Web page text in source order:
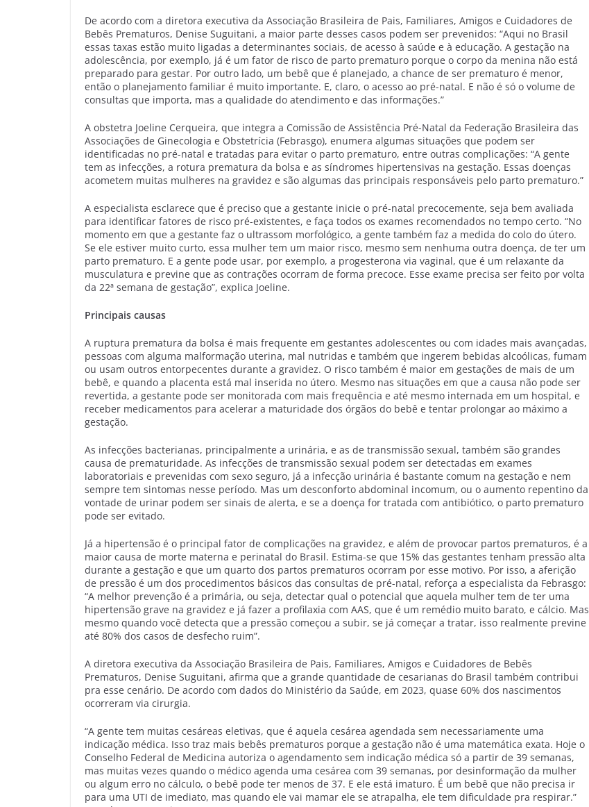
De acordo com a diretora executiva da Associação Brasileira de Pais, Familiares, Amigos e Cuidadores de
Bebês Prematuros, Denise Suguitani, a maior parte desses casos podem ser prevenidos: “Aqui no Brasil
essas taxas estão muito ligadas a determinantes sociais, de acesso à saúde e à educação. A gestação na
adolescência, por exemplo, já é um fator de risco de parto prematuro porque o corpo da menina não está
preparado para gestar. Por outro lado, um bebê que é planejado, a chance de ser prematuro é menor,
então o planejamento familiar é muito importante. E, claro, o acesso ao pré-natal. E não é só o volume de
consultas que importa, mas a qualidade do atendimento e das informações.”
A obstetra Joeline Cerqueira, que integra a Comissão de Assistência Pré-Natal da Federação Brasileira das
Associações de Ginecologia e Obstetrícia (Febrasgo), enumera algumas situações que podem ser
identificadas no pré-natal e tratadas para evitar o parto prematuro, entre outras complicações: “A gente
tem as infecções, a rotura prematura da bolsa e as síndromes hipertensivas na gestação. Essas doenças
acometem muitas mulheres na gravidez e são algumas das principais responsáveis pelo parto prematuro.”
A especialista esclarece que é preciso que a gestante inicie o pré-natal precocemente, seja bem avaliada
para identificar fatores de risco pré-existentes, e faça todos os exames recomendados no tempo certo. “No
momento em que a gestante faz o ultrassom morfológico, a gente também faz a medida do colo do útero.
Se ele estiver muito curto, essa mulher tem um maior risco, mesmo sem nenhuma outra doença, de ter um
parto prematuro. E a gente pode usar, por exemplo, a progesterona via vaginal, que é um relaxante da
musculatura e previne que as contrações ocorram de forma precoce. Esse exame precisa ser feito por volta
da 22ª semana de gestação”, explica Joeline.
Principais causas
A ruptura prematura da bolsa é mais frequente em gestantes adolescentes ou com idades mais avançadas,
pessoas com alguma malformação uterina, mal nutridas e também que ingerem bebidas alcoólicas, fumam
ou usam outros entorpecentes durante a gravidez. O risco também é maior em gestações de mais de um
bebê, e quando a placenta está mal inserida no útero. Mesmo nas situações em que a causa não pode ser
revertida, a gestante pode ser monitorada com mais frequência e até mesmo internada em um hospital, e
receber medicamentos para acelerar a maturidade dos órgãos do bebê e tentar prolongar ao máximo a
gestação.
As infecções bacterianas, principalmente a urinária, e as de transmissão sexual, também são grandes
causa de prematuridade. As infecções de transmissão sexual podem ser detectadas em exames
laboratoriais e prevenidas com sexo seguro, já a infecção urinária é bastante comum na gestação e nem
sempre tem sintomas nesse período. Mas um desconforto abdominal incomum, ou o aumento repentino da
vontade de urinar podem ser sinais de alerta, e se a doença for tratada com antibiótico, o parto prematuro
pode ser evitado.
Já a hipertensão é o principal fator de complicações na gravidez, e além de provocar partos prematuros, é a
maior causa de morte materna e perinatal do Brasil. Estima-se que 15% das gestantes tenham pressão alta
durante a gestação e que um quarto dos partos prematuros ocorram por esse motivo. Por isso, a aferição
de pressão é um dos procedimentos básicos das consultas de pré-natal, reforça a especialista da Febrasgo:
“A melhor prevenção é a primária, ou seja, detectar qual o potencial que aquela mulher tem de ter uma
hipertensão grave na gravidez e já fazer a profilaxia com AAS, que é um remédio muito barato, e cálcio. Mas
mesmo quando você detecta que a pressão começou a subir, se já começar a tratar, isso realmente previne
até 80% dos casos de desfecho ruim”.
A diretora executiva da Associação Brasileira de Pais, Familiares, Amigos e Cuidadores de Bebês
Prematuros, Denise Suguitani, afirma que a grande quantidade de cesarianas do Brasil também contribui
pra esse cenário. De acordo com dados do Ministério da Saúde, em 2023, quase 60% dos nascimentos
ocorreram via cirurgia.
“A gente tem muitas cesáreas eletivas, que é aquela cesárea agendada sem necessariamente uma
indicação médica. Isso traz mais bebês prematuros porque a gestação não é uma matemática exata. Hoje o
Conselho Federal de Medicina autoriza o agendamento sem indicação médica só a partir de 39 semanas,
mas muitas vezes quando o médico agenda uma cesárea com 39 semanas, por desinformação da mulher
ou algum erro no cálculo, o bebê pode ter menos de 37. E ele está imaturo. É um bebê que não precisa ir
para uma UTI de imediato, mas quando ele vai mamar ele se atrapalha, ele tem dificuldade pra respirar.”